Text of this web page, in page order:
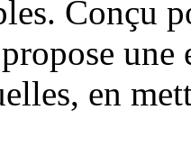
Conçu
une
en